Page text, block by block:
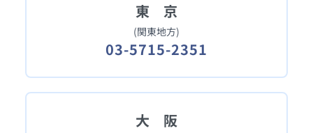
東 京
(関東地方)
03-5715-2351
大 阪